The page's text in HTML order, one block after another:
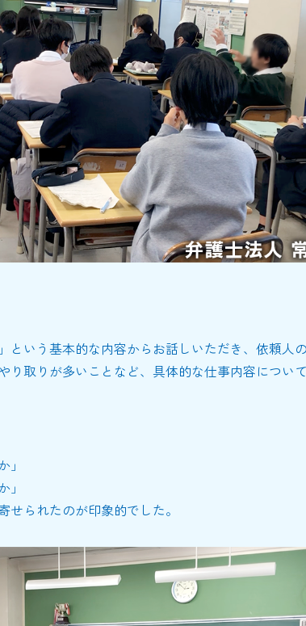
という基本的な内容からお話しいただき、依頼人
り取りが多いことなど、具体的な仕事内容につい
られたのが印象的でした。